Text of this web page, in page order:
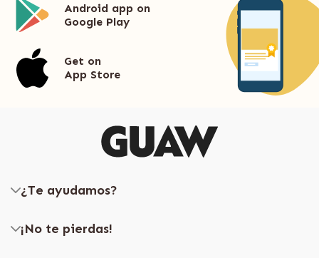
Android app on
Google Play
Get on
App Store
¿Te ayudamos?
¡No te pierdas!